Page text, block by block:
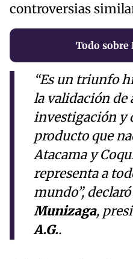
controversias
Todo sobre
“Es un triunfo
la validación de
investigación y
producto que
Atacama y
representa a
mundo”, declaró
Munizaga,
A.G..